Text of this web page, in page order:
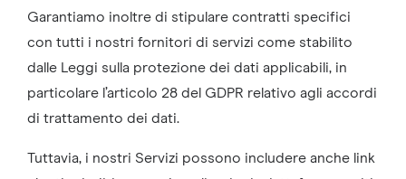
Garantiamo inoltre di stipulare contratti specifici
con tutti i nostri fornitori di servizi come stabilito
dalle Leggi sulla protezione dei dati applicabili, in
particolare l’articolo 28 del GDPR relativo agli accordi
di trattamento dei dati.
Tuttavia, i nostri Servizi possono includere anche link